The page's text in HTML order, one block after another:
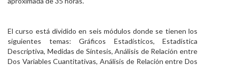
El curso está dividido en seis módulos donde se tienen los
siguientes temas: Gráficos Estadísticos, Estadística
Descriptiva, Medidas de Síntesis, Análisis de Relación entre
Dos Variables Cuantitativas, Análisis de Relación entre Dos